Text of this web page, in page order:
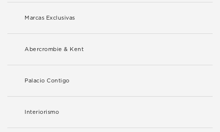
Marcas Exclusivas
Abercrombie & Kent
Palacio Contigo
Interiorismo